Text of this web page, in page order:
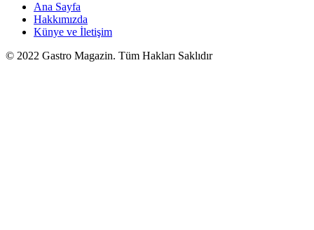
Ana Sayfa
Hakkımızda
Künye ve İletişim
© 2022 Gastro Magazin. Tüm Hakları Saklıdır